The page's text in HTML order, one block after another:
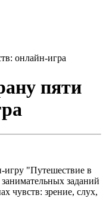
онлайн-игра
пяти
игру "Путешествие в
заданий
чувств: зрение, слух,